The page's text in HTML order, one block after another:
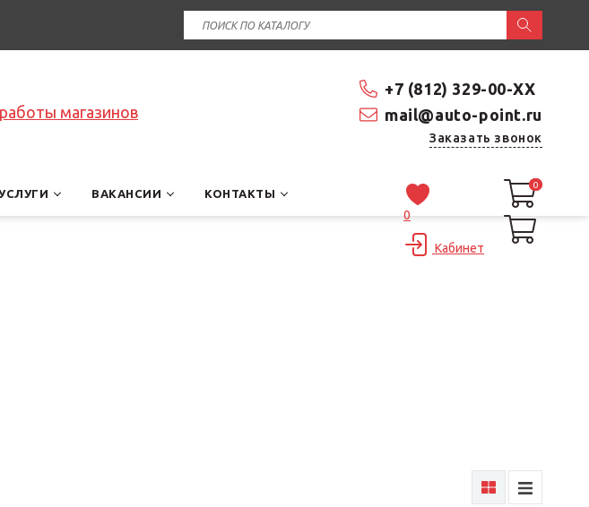
+7 (812) 329-00-XX
mail@auto-point.ru
Заказать звонок
магазинов
ВАКАНСИИ КОНТАКТЫ
0
Кабинет
0
0